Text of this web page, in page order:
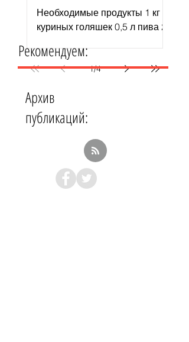
Необходимые продукты 1 кг
куриных голяшек 0,5 л пива 2–
курицы соль и перец по вкусу
1 пачка изюма (200 г )...
1/4
Рекомендуем:
Архив
публикаций: